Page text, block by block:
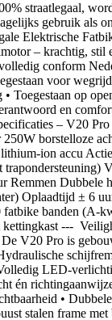
straatlegaal,
gebruik als
Elektrische
– krachtig, stil
conform
voor
Toegestaan op
en
– V20
borstelloze
ion accu
Remmen Dubbele
Oplaadtijd ± 6
banden (A-
kettingkast ---
V20 Pro is
LED-
én
•
stalen frame met